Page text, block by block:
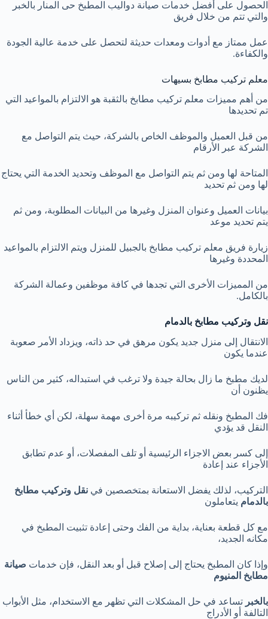
الحصول على أفضل خدمات صيانة دواليب المطبخ حى المنار بالخبر
والتي تتم من خلال فريق
عمل ممتاز مع أدوات ومعدات حديثة لتحصل على خدمة عالية الجودة
والكفاءة.
معلم تركيب مطابخ بسيهات
من أهم مميزات معلم تركيب مطابخ بالثقبة هو الالتزام بالمواعيد التي
تم تحديدها
من قبل العميل والموظف الخاص بالشركة، حيث يتم التواصل مع
الشركة عبر الأرقام
المتاحة لها ومن ثم يتم التواصل مع الموظف وتحديد الخدمة التي يحتاج
لها ومن ثم تحديد
بيانات العميل وعنوان المنزل وغيرها من البيانات المطلوبة، ومن ثم
يتم تحديد موعد
زيارة فريق معلم تركيب مطابخ بالجبيل للمنزل ويتم الالتزام بالمواعيد
المحددة وغيرها
من المميزات الأخرى التي تجدها في كافة موظفين وعمالة الشركة
بالكامل.
نقل وتركيب مطابخ بالدمام
الانتقال إلى منزل جديد يكون مرهق في حد ذاته، ويزداد الأمر صعوبة
عندما يكون
لديك مطبخ ما زال بحالة جيدة ولا ترغب في استبداله، كثير من الناس
يظنون أن
فك المطبخ ونقله ثم تركيبه مرة أخرى مهمة سهلة، لكن أي خطأ أثناء
النقل قد يؤدي
إلى كسر بعض الاجزاء الرئيسية أو تلف المفصلات، أو عدم تطابق
الأجزاء عند إعادة
التركيب، لذلك يفضل الاستعانة بمتخصصين في نقل وتركيب مطابخ
بالدمام يتعاملون
مع كل قطعة بعناية، بداية من الفك وحتى إعادة تثبيت المطبخ في
مكانه الجديد،
وإذا كان المطبخ يحتاج إلى إصلاح قبل أو بعد النقل، فإن خدمات صيانة
مطابخ المنيوم
بالخبر تساعد في حل المشكلات التي تظهر مع الاستخدام، مثل الأبواب
التالفة أو الأدراج